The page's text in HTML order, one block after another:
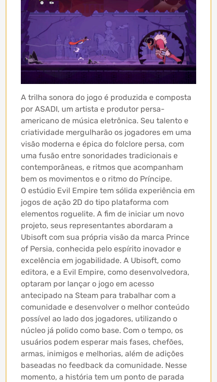
A trilha sonora do jogo é produzida e composta
por ASADI, um artista e produtor persa-
americano de música eletrônica. Seu talento e
criatividade mergulharão os jogadores em uma
visão moderna e épica do folclore persa, com
uma fusão entre sonoridades tradicionais e
contemporâneas, e ritmos que acompanham
bem os movimentos e o ritmo do Príncipe.
O estúdio Evil Empire tem sólida experiência em
jogos de ação 2D do tipo plataforma com
elementos roguelite. A fim de iniciar um novo
projeto, seus representantes abordaram a
Ubisoft com sua própria visão da marca Prince
of Persia, conhecida pelo espírito inovador e
excelência em jogabilidade. A Ubisoft, como
editora, e a Evil Empire, como desenvolvedora,
optaram por lançar o jogo em acesso
antecipado na Steam para trabalhar com a
comunidade e desenvolver o melhor conteúdo
possível ao lado dos jogadores, utilizando o
núcleo já polido como base. Com o tempo, os
usuários podem esperar mais fases, chefões,
armas, inimigos e melhorias, além de adições
baseadas no feedback da comunidade. Nesse
momento, a história tem um ponto de parada